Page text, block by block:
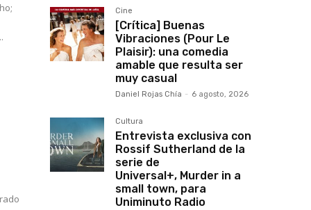
Cine
[Crítica] Buenas
Vibraciones (Pour Le
Plaisir): una comedia
amable que resulta ser
muy casual
Daniel Rojas Chía - 6 agosto, 2026
Cultura
Entrevista exclusiva con
Rossif Sutherland de la
serie de
Universal+, Murder in a
small town, para
Uniminuto Radio